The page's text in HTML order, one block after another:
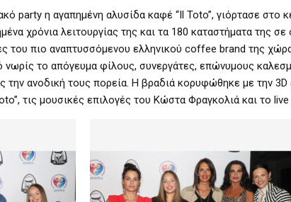
party η αγαπημένη αλυσίδα καφέ “Il Toto”, γιόρτασε στο
χρόνια λειτουργίας της και τα 180 καταστήματα της
του πιο αναπτυσσόμενου ελληνικού coffee brand της
νωρίς το απόγευμα φίλους, συνεργάτες, επώνυμους
την ανοδική τους πορεία. Η βραδιά κορυφώθηκε με την
τις μουσικές επιλογές του Κώστα Φραγκολιά και το